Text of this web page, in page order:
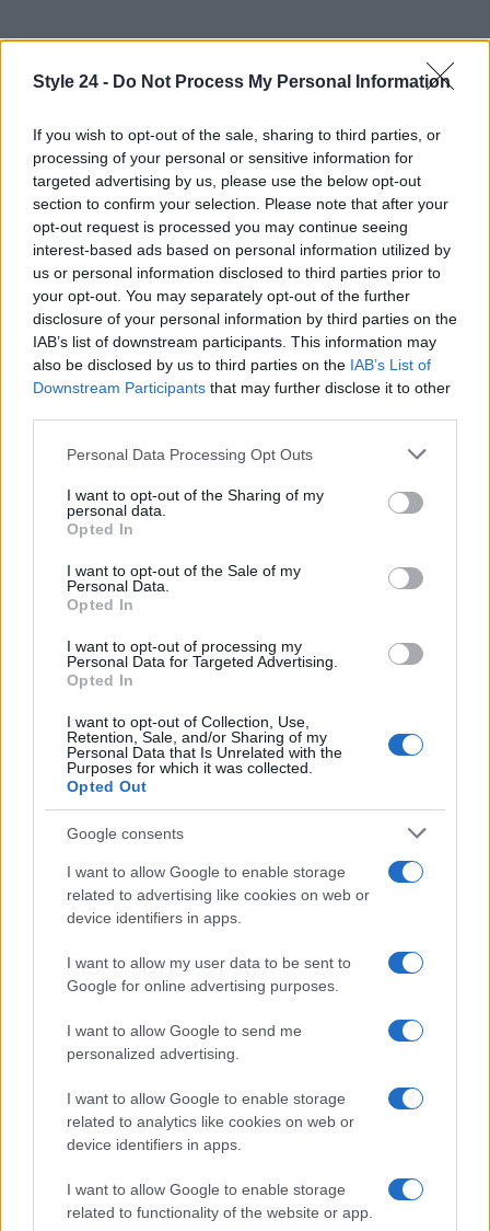
Style 24 - Do Not Process My Personal Information
If you wish to opt-out of the sale, sharing to third parties, or
processing of your personal or sensitive information for
targeted advertising by us, please use the below opt-out
section to confirm your selection. Please note that after your
opt-out request is processed you may continue seeing
interest-based ads based on personal information utilized by
us or personal information disclosed to third parties prior to
your opt-out. You may separately opt-out of the further
disclosure of your personal information by third parties on the
IAB’s list of downstream participants. This information may
also be disclosed by us to third parties on the IAB’s List of
Downstream Participants that may further disclose it to other
Please note that this website/app uses one or more Google
not limited to your visit or usage behaviour. You may click to
grant or deny consent to Google and its third-party tags to
use your data for below specified purposes in below Google
consent section.
Personal Data Processing Opt Outs
I want to opt-out of the Sharing of my
personal data.
Opted In
I want to opt-out of the Sale of my
Personal Data.
Opted In
I want to opt-out of processing my
Personal Data for Targeted Advertising.
Opted In
I want to opt-out of Collection, Use,
Retention, Sale, and/or Sharing of my
Personal Data that Is Unrelated with the
Purposes for which it was collected.
Opted Out
Google consents
I want to allow Google to enable storage
related to advertising like cookies on web or
device identifiers in apps.
I want to allow my user data to be sent to
Google for online advertising purposes.
I want to allow Google to send me
personalized advertising.
I want to allow Google to enable storage
related to analytics like cookies on web or
device identifiers in apps.
I want to allow Google to enable storage
related to functionality of the website or app.
Continua a leggere
LIFESTYLE
Look da ufficio estate 2026: consigli per un
abbigliamento fresco e professionale
Cristian Castiglioni · 7 Ago 2026